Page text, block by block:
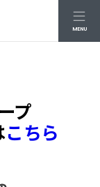
MENU
プ
こちら